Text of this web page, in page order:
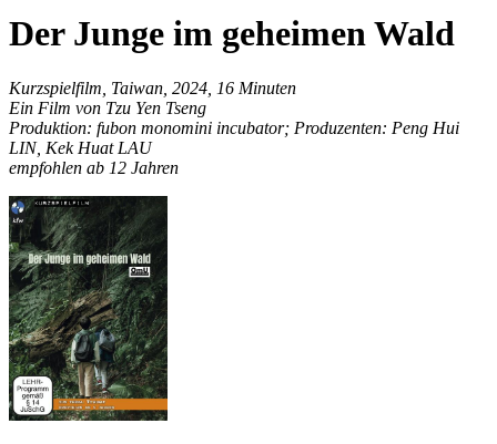
Der Junge im geheimen Wald
Kurzspielfilm, Taiwan, 2024, 16 Minuten
Ein Film von Tzu Yen Tseng
Produktion: fubon monomini incubator; Produzenten: Peng Hui
LIN, Kek Huat LAU
empfohlen ab 12 Jahren